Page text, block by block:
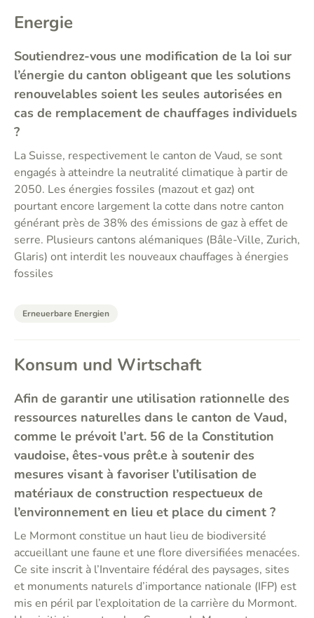
Energie
Soutiendrez-vous une modification de la loi sur
l’énergie du canton obligeant que les solutions
renouvelables soient les seules autorisées en
cas de remplacement de chauffages individuels
?
La Suisse, respectivement le canton de Vaud, se sont
engagés à atteindre la neutralité climatique à partir de
2050. Les énergies fossiles (mazout et gaz) ont
pourtant encore largement la cotte dans notre canton
générant près de 38% des émissions de gaz à effet de
serre. Plusieurs cantons alémaniques (Bâle-Ville, Zurich,
Glaris) ont interdit les nouveaux chauffages à énergies
fossiles
Erneuerbare Energien
Konsum und Wirtschaft
Afin de garantir une utilisation rationnelle des
ressources naturelles dans le canton de Vaud,
comme le prévoit l’art. 56 de la Constitution
vaudoise, êtes-vous prêt.e à soutenir des
mesures visant à favoriser l’utilisation de
matériaux de construction respectueux de
l’environnement en lieu et place du ciment ?
Le Mormont constitue un haut lieu de biodiversité
accueillant une faune et une flore diversifiées menacées.
Ce site inscrit à l’Inventaire fédéral des paysages, sites
et monuments naturels d’importance nationale (IFP) est
mis en péril par l’exploitation de la carrière du Mormont.